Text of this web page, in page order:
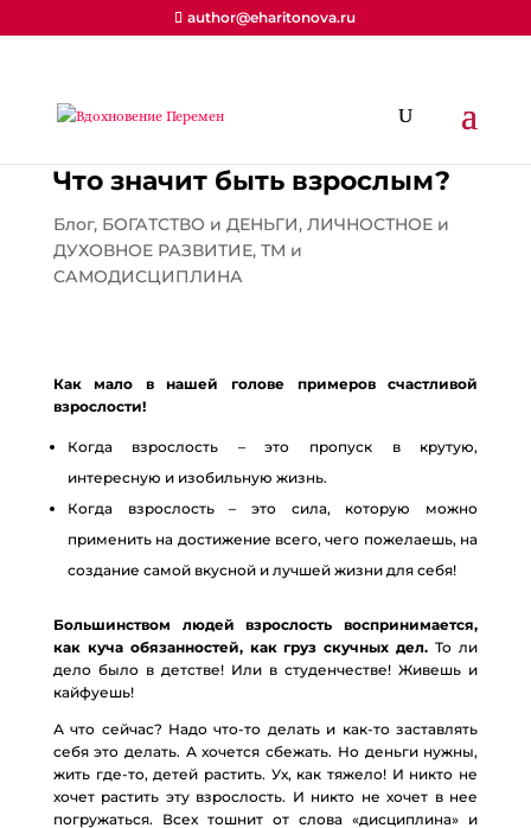
author@eharitonova.ru
Что значит быть взрослым?
Блог, БОГАТСТВО и ДЕНЬГИ, ЛИЧНОСТНОЕ и
ДУХОВНОЕ РАЗВИТИЕ, ТМ и
САМОДИСЦИПЛИНА
Как мало в нашей голове примеров счастливой
взрослости!
Когда взрослость – это пропуск в крутую,
интересную и изобильную жизнь.
Когда взрослость – это сила, которую можно
применить на достижение всего, чего пожелаешь, на
создание самой вкусной и лучшей жизни для себя!
Большинством людей взрослость воспринимается,
как куча обязанностей, как груз скучных дел. То ли
дело было в детстве! Или в студенчестве! Живешь и
кайфуешь!
А что сейчас? Надо что-то делать и как-то заставлять
себя это делать. А хочется сбежать. Но деньги нужны,
жить где-то, детей растить. Ух, как тяжело! И никто не
хочет растить эту взрослость. И никто не хочет в нее
погружаться. Всех тошнит от слова «дисциплина» и